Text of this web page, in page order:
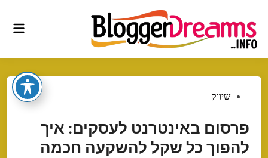
content
Postedשיווק
פרסום באינטרנט לעסקים: איך
להפוך כל שקל להשקעה חכמה